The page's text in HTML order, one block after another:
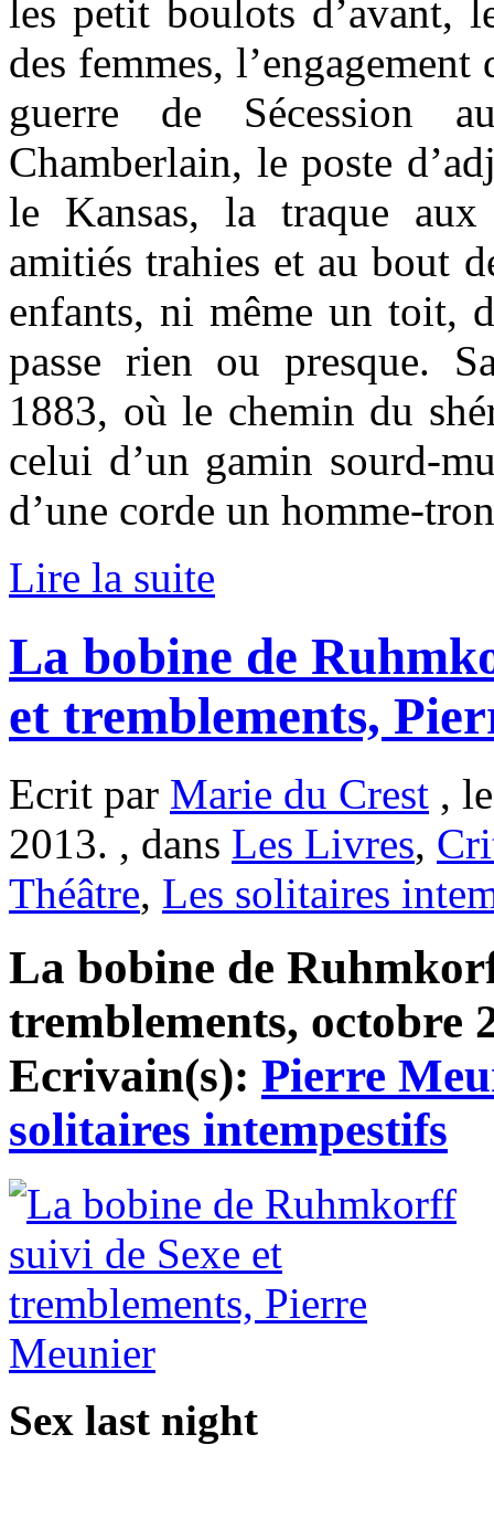
les petit boulots d’avant,
des femmes,
guerre de Sécession
Chamberlain, le poste
le Kansas, la traque
amitiés trahies et au bout
enfants, ni même un toit,
passe rien ou presque.
1883, où le chemin du
celui d’un gamin sourd-
d’une corde un homme-
Lire la suite
La bobine de
et tremblements,
Ecrit par Marie du Crest ,
2013. , dans Les Livres,
Théâtre, Les solitaires
La bobine de
tremblements, octobre
Ecrivain(s): Pierre
solitaires intempestifs
Sex last night